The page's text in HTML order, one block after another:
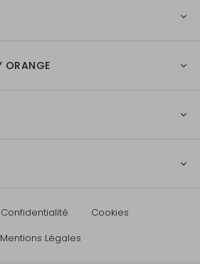
ORANGE
Confidentialité
Cookies
Mentions Légales